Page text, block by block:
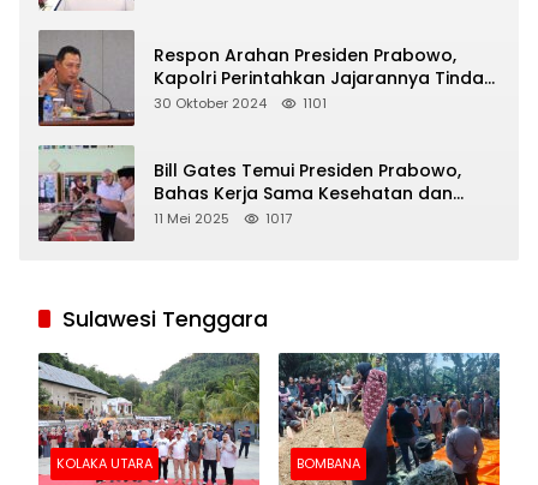
Respon Arahan Presiden Prabowo,
Kapolri Perintahkan Jajarannya Tindak
Tegas Pelaku Judi Online
30 Oktober 2024 1101
Bill Gates Temui Presiden Prabowo,
Bahas Kerja Sama Kesehatan dan
Program Makan Bergizi Gratis
11 Mei 2025 1017
Sulawesi Tenggara
KOLAKA UTARA BOMBANA